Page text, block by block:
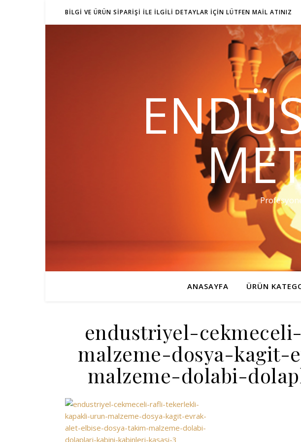
BILGI VE ÜRÜN SIPARIŞI ILE ILGILI DETAYLAR IÇIN LÜTFEN MAIL ATINIZ
ANASAYFA ÜRÜN
endustriyel-
malzeme-dosya-
malzeme-dolabi-